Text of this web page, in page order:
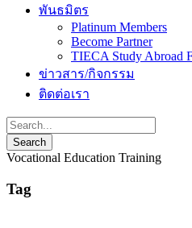
พันธมิตร
Platinum Members
Become Partner
TIECA Study Abroad
ข่าวสาร/กิจกรรม
ติดต่อเรา
Vocational Education Training
Tag